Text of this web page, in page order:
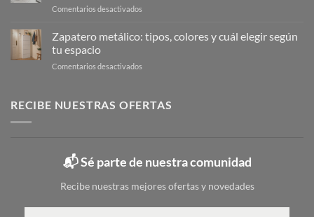
guía
Comentarios desactivados
de
fregona
|
Zapatero metálico: tipos, colores y cuál elegir según
tu espacio
Comentarios desactivados
tipos,
según
espacio
RECIBE NUESTRAS OFERTAS
📬 Sé parte de nuestra comunidad
Recibe nuestras mejores ofertas y novedades